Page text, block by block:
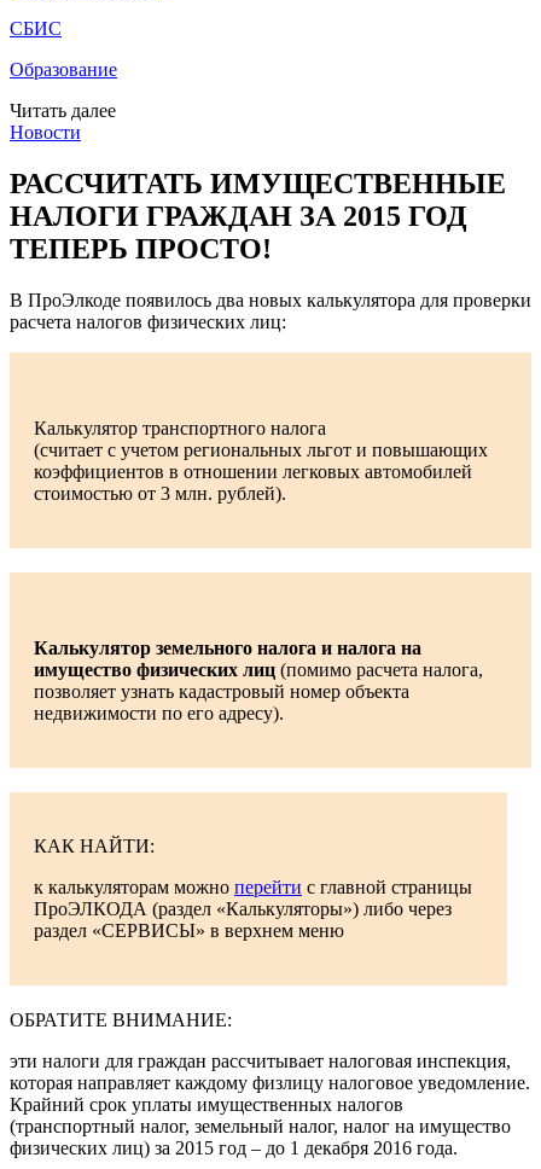
СБИС
Образование
Читать далее
Новости
РАССЧИТАТЬ ИМУЩЕСТВЕННЫЕ
НАЛОГИ ГРАЖДАН ЗА 2015 ГОД
ТЕПЕРЬ ПРОСТО!
В ПроЭлкоде появилось два новых калькулятора для проверки
расчета налогов физических лиц:
Калькулятор транспортного налога
(считает с учетом региональных льгот и повышающих
коэффициентов в отношении легковых автомобилей
стоимостью от 3 млн. рублей).
Калькулятор земельного налога и налога на
имущество физических лиц (помимо расчета налога,
позволяет узнать кадастровый номер объекта
недвижимости по его адресу).
КАК НАЙТИ:
к калькуляторам можно перейти с главной страницы
ПроЭЛКОДА (раздел «Калькуляторы») либо через
раздел «СЕРВИСЫ» в верхнем меню
ОБРАТИТЕ ВНИМАНИЕ:
эти налоги для граждан рассчитывает налоговая инспекция,
которая направляет каждому физлицу налоговое уведомление.
Крайний срок уплаты имущественных налогов
(транспортный налог, земельный налог, налог на имущество
физических лиц) за 2015 год – до 1 декабря 2016 года.